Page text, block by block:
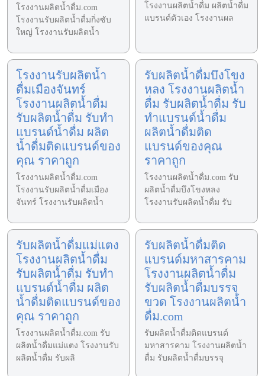
โรงงานผลิตน้ำดื่ม.com
โรงงานรับผลิตน้ำดื่มกิ่งซับ
ใหญ่ โรงงานรับผลิตน้ำ
โรงงานผลิตน้ำดื่ม ผลิตน้ำดื่ม
แบรนด์ตัวเอง โรงงานผล
โรงงานรับผลิตน้ำ
ดื่มเมืองจันทร์
โรงงานผลิตน้ำดื่ม
รับผลิตน้ำดื่ม รับทำ
แบรนด์น้ำดื่ม ผลิต
น้ำดื่มติดแบรนด์ของ
คุณ ราคาถูก
โรงงานผลิตน้ำดื่ม.com
โรงงานรับผลิตน้ำดื่มเมือง
จันทร์ โรงงานรับผลิตน้ำ
รับผลิตน้ำดื่มบึงโขง
หลง โรงงานผลิตน้ำ
ดื่ม รับผลิตน้ำดื่ม รับ
ทำแบรนด์น้ำดื่ม
ผลิตน้ำดื่มติด
แบรนด์ของคุณ
ราคาถูก
โรงงานผลิตน้ำดื่ม.com รับ
ผลิตน้ำดื่มบึงโขงหลง
โรงงานรับผลิตน้ำดื่ม รับ
รับผลิตน้ำดื่มแม่แตง
โรงงานผลิตน้ำดื่ม
รับผลิตน้ำดื่ม รับทำ
แบรนด์น้ำดื่ม ผลิต
น้ำดื่มติดแบรนด์ของ
คุณ ราคาถูก
โรงงานผลิตน้ำดื่ม.com รับ
ผลิตน้ำดื่มแม่แตง โรงงานรับ
ผลิตน้ำดื่ม รับผลิ
รับผลิตน้ำดื่มติด
แบรนด์มหาสารคาม
โรงงานผลิตน้ำดื่ม
รับผลิตน้ำดื่มบรรจุ
ขวด โรงงานผลิตน้ำ
ดื่ม.com
รับผลิตน้ำดื่มติดแบรนด์
มหาสารคาม โรงงานผลิตน้ำ
ดื่ม รับผลิตน้ำดื่มบรรจุ